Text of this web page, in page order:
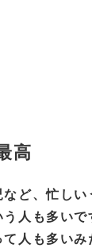
高
ど、忙しい
う人も多い
人も多いみ